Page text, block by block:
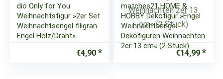
dio Only for You.
Weihnachtsfigur »2er Set
Weihnachtsengel filigran
Engel Holz/Draht«
€4,90
matches21 HOME &
HOBBY Dekofigur »Engel
Weihnachtsengel
Dekofiguren Weihnachten
2er 13 cm« (2 Stück)
€14,99